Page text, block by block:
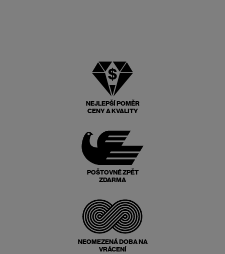
NEJLEPŠÍ POMĚR
CENY A KVALITY
POŠTOVNÉ ZPĚT
ZDARMA
NEOMEZENÁ DOBA NA
VRÁCENÍ